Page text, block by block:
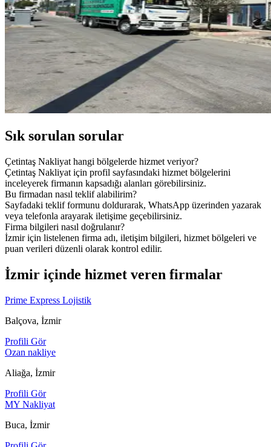
Sık sorulan sorular
Çetintaş Nakliyat hangi bölgelerde hizmet veriyor?
Çetintaş Nakliyat için profil sayfasındaki hizmet bölgelerini
inceleyerek firmanın kapsadığı alanları görebilirsiniz.
Bu firmadan nasıl teklif alabilirim?
Sayfadaki teklif formunu doldurarak, WhatsApp üzerinden yazarak
veya telefonla arayarak iletişime geçebilirsiniz.
Firma bilgileri nasıl doğrulanır?
İzmir için listelenen firma adı, iletişim bilgileri, hizmet bölgeleri ve
puan verileri düzenli olarak kontrol edilir.
İzmir içinde hizmet veren firmalar
Prime Express Lojistik
Balçova, İzmir
Profili Gör
Ozan nakliye
Aliağa, İzmir
Profili Gör
MY Nakliyat
Buca, İzmir